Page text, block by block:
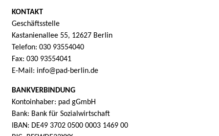
KONTAKT
Geschäftsstelle
Kastanienallee 55, 12627 Berlin
Telefon: 030 93554040
Fax: 030 93554041
E-Mail: info@pad-berlin.de
BANKVERBINDUNG
Kontoinhaber: pad gGmbH
Bank: Bank für Sozialwirtschaft
IBAN: DE49 3702 0500 0003 1469 00